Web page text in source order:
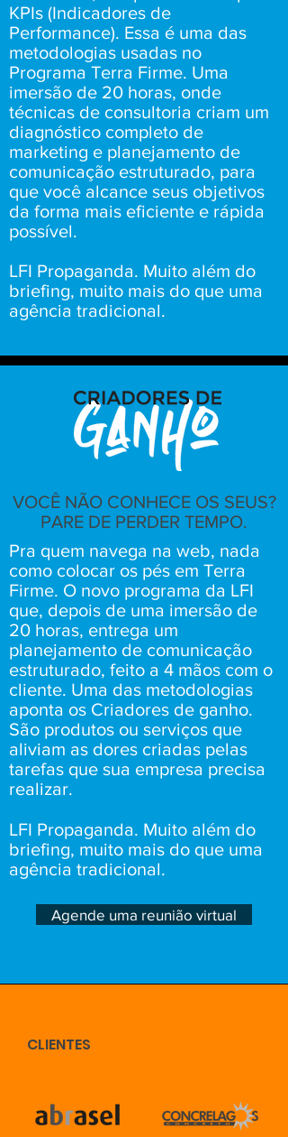
KPIs (Indicadores de
Performance). Essa é uma das
metodologias usadas no
Programa Terra Firme. Uma
imersão de 20 horas, onde
técnicas de consultoria criam um
diagnóstico completo de
marketing e planejamento de
comunicação estruturado, para
que você alcance seus objetivos
da forma mais eficiente e rápida
possível.
LFI Propaganda. Muito além do
briefing, muito mais do que uma
agência tradicional.
VOCÊ NÃO CONHECE OS SEUS?
PARE DE PERDER TEMPO.
Pra quem navega na web, nada
como colocar os pés em Terra
Firme. O novo programa da LFI
que, depois de uma imersão de
20 horas, entrega um
planejamento de comunicação
estruturado, feito a 4 mãos com o
cliente. Uma das metodologias
aponta os Criadores de ganho.
São produtos ou serviços que
aliviam as dores criadas pelas
tarefas que sua empresa precisa
realizar.
LFI Propaganda. Muito além do
briefing, muito mais do que uma
agência tradicional.
Agende uma reunião virtual
CLIENTES